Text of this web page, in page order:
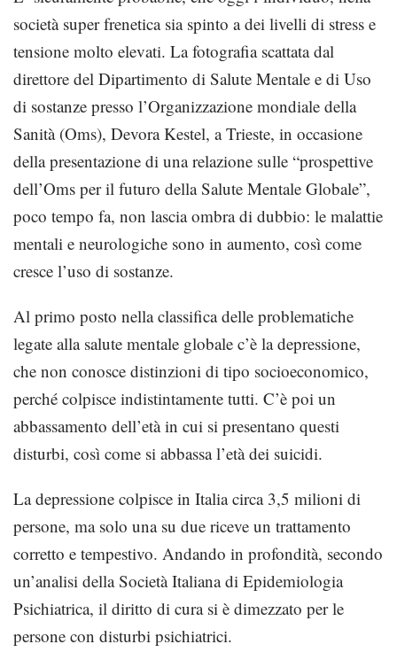
società super frenetica sia spinto a dei livelli di stress e
tensione molto elevati. La fotografia scattata dal
direttore del Dipartimento di Salute Mentale e di Uso
di sostanze presso l’Organizzazione mondiale della
Sanità (Oms), Devora Kestel, a Trieste, in occasione
della presentazione di una relazione sulle “prospettive
dell’Oms per il futuro della Salute Mentale Globale”,
poco tempo fa, non lascia ombra di dubbio: le malattie
mentali e neurologiche sono in aumento, così come
cresce l’uso di sostanze.
Al primo posto nella classifica delle problematiche
legate alla salute mentale globale c’è la depressione,
che non conosce distinzioni di tipo socioeconomico,
perché colpisce indistintamente tutti. C’è poi un
abbassamento dell’età in cui si presentano questi
disturbi, così come si abbassa l’età dei suicidi.
La depressione colpisce in Italia circa 3,5 milioni di
persone, ma solo una su due riceve un trattamento
corretto e tempestivo. Andando in profondità, secondo
un’analisi della Società Italiana di Epidemiologia
Psichiatrica, il diritto di cura si è dimezzato per le
persone con disturbi psichiatrici.